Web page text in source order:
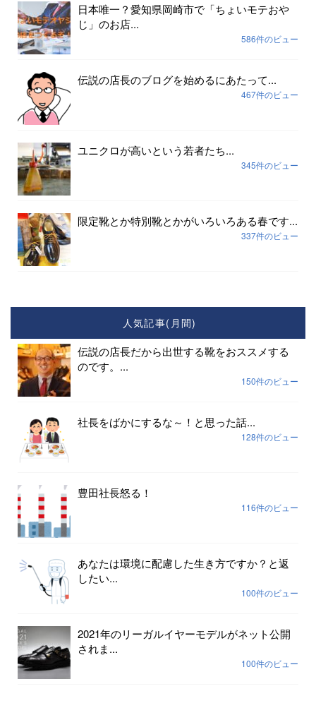
日本唯一？愛知県岡崎市で「ちょいモテおや
じ」のお店...
586件のビュー
伝説の店長のブログを始めるにあたって...
467件のビュー
ユニクロが高いという若者たち...
345件のビュー
限定靴とか特別靴とかがいろいろある春です...
337件のビュー
人気記事(月間)
伝説の店長だから出世する靴をおススメする
のです。...
150件のビュー
社長をばかにするな～！と思った話...
128件のビュー
豊田社長怒る！
116件のビュー
あなたは環境に配慮した生き方ですか？と返
したい...
100件のビュー
2021年のリーガルイヤーモデルがネット公開
されま...
100件のビュー